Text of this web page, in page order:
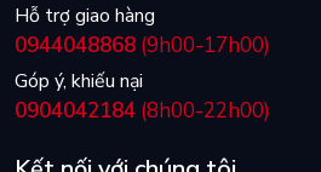
Hỗ trợ giao hàng
0944048868 (9h00-17h00)
Góp ý, khiếu nại
0904042184 (8h00-22h00)